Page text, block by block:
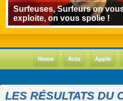
Surfeuses, Surfeurs on
exploite, on vous spolie !
Home Actu Apple
LES RÉSULTATS DU